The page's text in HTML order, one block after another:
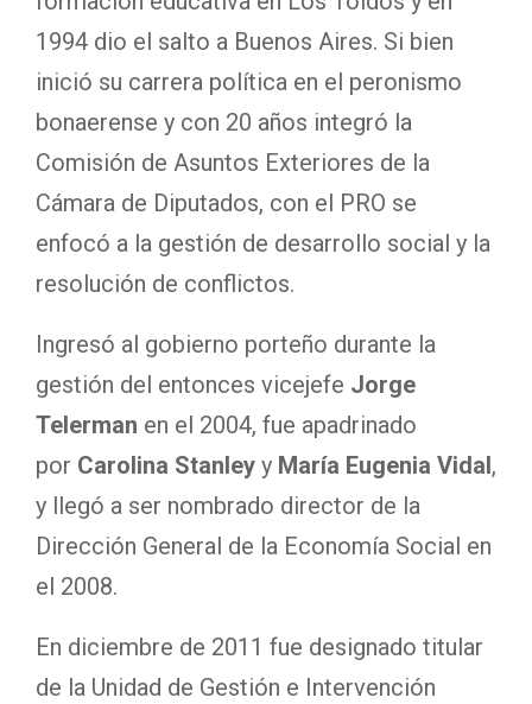
1994 dio el salto a Buenos Aires. Si bien
inició su carrera política en el peronismo
bonaerense y con 20 años integró la
Comisión de Asuntos Exteriores de la
Cámara de Diputados, con el PRO se
enfocó a la gestión de desarrollo social y la
resolución de conflictos.
Ingresó al gobierno porteño durante la
gestión del entonces vicejefe Jorge
Telerman en el 2004, fue apadrinado
por Carolina Stanley y María Eugenia Vidal,
y llegó a ser nombrado director de la
Dirección General de la Economía Social en
el 2008.
En diciembre de 2011 fue designado titular
de la Unidad de Gestión e Intervención